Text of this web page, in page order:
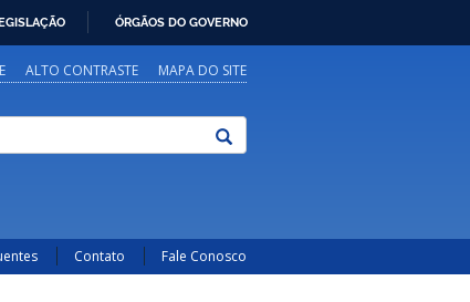
ÓRGÃOS DO GOVERNO
ALTO CONTRASTE MAPA DO SITE
Contato Fale Conosco